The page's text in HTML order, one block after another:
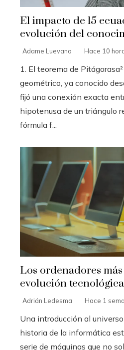
El impacto de 15
evolución del
Adame Luevano Hace 10
1. El teorema de
geométrico, ya conocido
fijó una conexión exacta
hipotenusa de un triángulo
fórmula f...
Los ordenadores
evolución tecnológica
Adrián Ledesma Hace 1
Una introducción al
historia de la informática
serie de máquinas que no